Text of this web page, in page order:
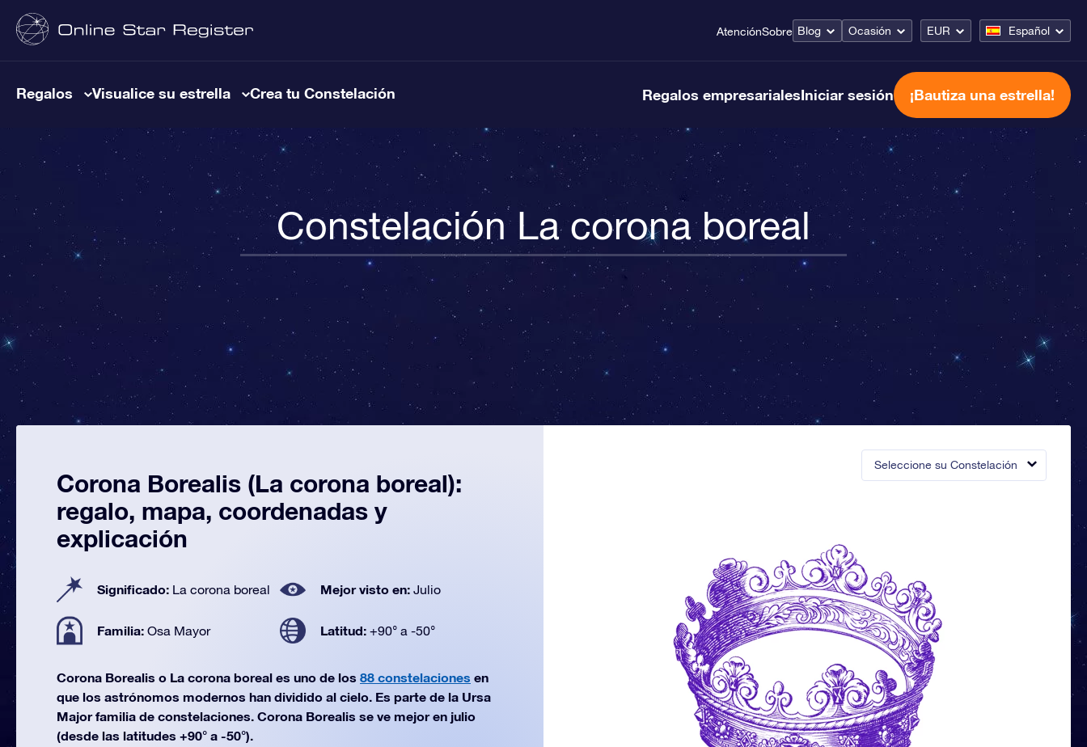
AtenciónSobre Blog Ocasión EUR Español
Regalos Visualice su estrella Crea tu Constelación Regalos empresarialesIniciar sesión ¡Bautiza una estrella!
Constelación La corona boreal
Seleccione su Constelación
Corona Borealis (La corona boreal):
regalo, mapa, coordenadas y
explicación
Significado: La corona boreal Mejor visto en: Julio
Familia: Osa Mayor Latitud: +90° a -50°
Corona Borealis o La corona boreal es uno de los 88 constelaciones en
que los astrónomos modernos han dividido al cielo. Es parte de la Ursa
Major familia de constelaciones. Corona Borealis se ve mejor en julio
(desde las latitudes +90° a -50°).